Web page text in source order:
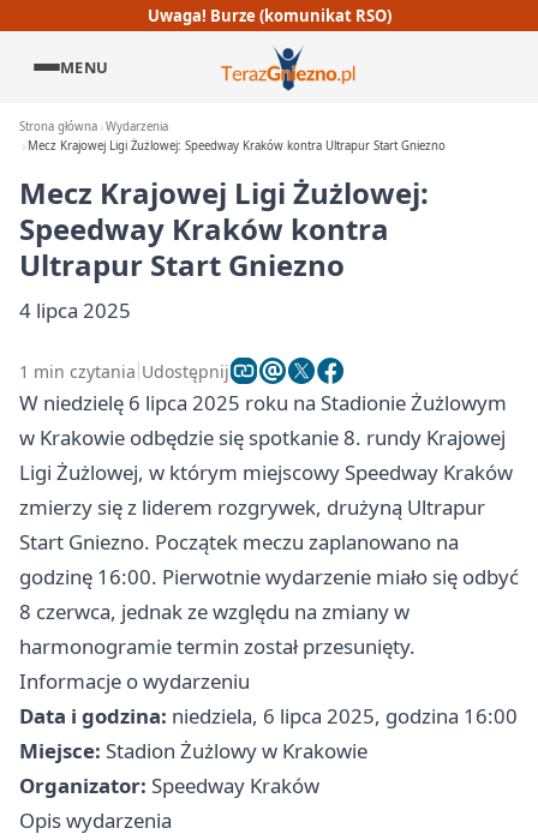
Uwaga! Burze (komunikat RSO)
MENU
Strona główna Wydarzenia
Mecz Krajowej Ligi Żużlowej: Speedway Kraków kontra Ultrapur Start Gniezno
Mecz Krajowej Ligi Żużlowej:
Speedway Kraków kontra
Ultrapur Start Gniezno
4 lipca 2025
1 min czytania Udostępnij
W niedzielę 6 lipca 2025 roku na Stadionie Żużlowym
w Krakowie odbędzie się spotkanie 8. rundy Krajowej
Ligi Żużlowej, w którym miejscowy Speedway Kraków
zmierzy się z liderem rozgrywek, drużyną Ultrapur
Start Gniezno. Początek meczu zaplanowano na
godzinę 16:00. Pierwotnie wydarzenie miało się odbyć
8 czerwca, jednak ze względu na zmiany w
harmonogramie termin został przesunięty.
Informacje o wydarzeniu
Data i godzina: niedziela, 6 lipca 2025, godzina 16:00
Miejsce: Stadion Żużlowy w Krakowie
Organizator: Speedway Kraków
Opis wydarzenia